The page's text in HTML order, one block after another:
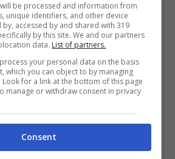
be processed and information from
unique identifiers, and other device
accessed by and shared with 319
by this site. We and our partners
data. List of partners.
your personal data on the basis
which you can object to by managing
for a link at the bottom of this page
manage or withdraw consent in privacy
Consent